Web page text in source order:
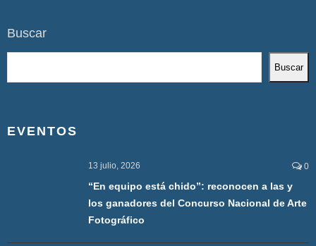
Buscar
Buscar
EVENTOS
13 julio, 2026 0
“En equipo está chido”: reconocen a las y
los ganadores del Concurso Nacional de Arte
Fotográfico